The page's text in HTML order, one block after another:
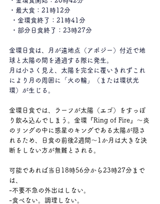
・最大食：21時12分
・金環食終了：21時41分
・部分日食終了：23時27分
金環日食は、月が遠地点（アポジー）付近で地
球と太陽の間を通過する際に発生。
月は小さく見え、太陽を完全に覆いきれずこれ
により月の周囲に「火の輪」（または環状光
環）が生じる。
金環日食では、ラーフが太陽（エゴ）をすっぽ
り飲み込んでしまう。金環『Ring of Fire』～炎
のリングの中に惑星のキングである太陽が隠さ
れるため、日食の前後2週間～1か月は大きな決
断をしない方が無難とされる。
可能であれば当日18時56分から23時27分まで
は、
-不要不急の外出はしない。
-食べない。調理しない。